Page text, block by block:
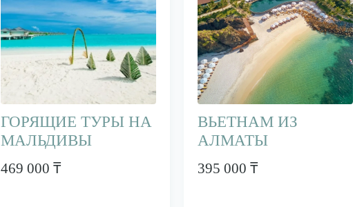
ГОРЯЩИЕ ТУРЫ НА
МАЛЬДИВЫ
469 000 ₸
ВЬЕТНАМ ИЗ
АЛМАТЫ
395 000 ₸